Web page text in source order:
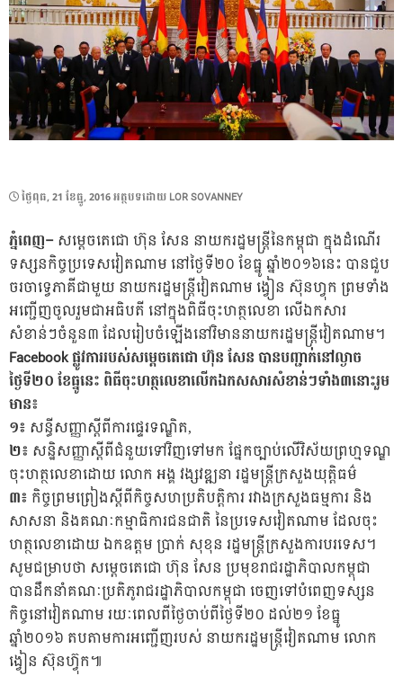
POSTED
ថ្ងៃ​ពុធ, 21 ខែ​ធ្នូ, 2016អត្ថបទដោយ LOR SOVANNEY
ភ្នំពេញ–សម្តេចតេជោ ហ៊ុន សែន នាយករដ្ឋមន្រ្តីនៃកម្ពុជា ក្នុងដំណើរ
ទស្សនកិច្ចប្រទេសវៀតណាម នៅថ្ងៃទី២០ ខែធ្នូ ឆ្នាំ២០១៦នេះ ​បានជួប
ចរចាទ្វេភាគីជាមួយ នាយករដ្ឋមន្រ្តីវៀតណាម ង្វៀន ស៊ុនហ្វុក ព្រមទាំង
អញ្ជើញចូលរួមជាអធិបតី នៅក្នុងពិធីចុះហត្ថលេខា លើឯកសារ
សំខាន់ៗចំនួន៣ ដែលរៀបចំឡើងនៅវិមាននាយករដ្ឋមន្ត្រីវៀតណាម។
Facebookផ្លូវការរបស់សម្តេចតេជោ ហ៊ុន សែន បានបញ្ជាក់នៅល្ងាច
ថ្ងៃទី២០ ខែធ្នូនេះ ពិធីចុះហត្ថលេខាលើកឯកសសារសំខាន់ៗទាំង៣នោះរួម
មាន៖
១៖ សន្ធីសញ្ញាស្តីពីការផ្ទេរទណ្ឌិត,
២៖ សន្ឋិសញ្ញាស្តីពីជំនួយទៅវិញទៅមក ផ្នែកច្បាប់លើវិស័យព្រហ្មទណ្ឌ
ចុះហត្ថលេខាដោយ លោក អង្គ វង្សវឌ្ឍនា រដ្ឋមន្រ្តីក្រសួងយុត្តិធម៌
៣៖ កិច្ចព្រមព្រៀងស្តីពីកិច្ចសហប្រតិបត្តិការ រវាងក្រសួងធម្មការ និង
សាសនា និងគណៈកម្មាធិការជនជាតិ នៃប្រទេសវៀតណាម ដែលចុះ
ហត្ថលេខាដោយ ឯកឧត្តម ប្រាក់ សុខុន រដ្ឋមន្រ្តីក្រសួងការបរទេស។
សូមជម្រាបថា សម្តេចតេជោ ហ៊ុន សែន ប្រមុខរាជរដ្ឋាភិបាលកម្ពុជា
បានដឹកនាំគណៈប្រតិភូរាជរដ្ឋាភិបាលកម្ពុជា ចេញទៅបំពេញទស្សន
កិច្ចនៅវៀតណាម រយៈពេលពីថ្ងៃចាប់ពីថ្ងៃទី២០ ដល់២១ ខែធ្នូ
ឆ្នាំ២០១៦ តបតាមការអញ្ជើញរបស់ នាយករដ្ឋមន្រ្តីវៀតណាម លោក
ង្វៀន ស៊ុនហ៊្វុក៕